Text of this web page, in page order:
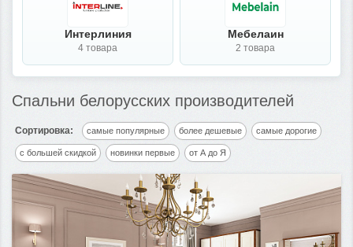
Интерлиния
4 товара
Мебелаин
2 товара
Спальни белорусских производителей
Сортировка: самые популярные более дешевые самые дорогие
с большей скидкой новинки первые от А до Я